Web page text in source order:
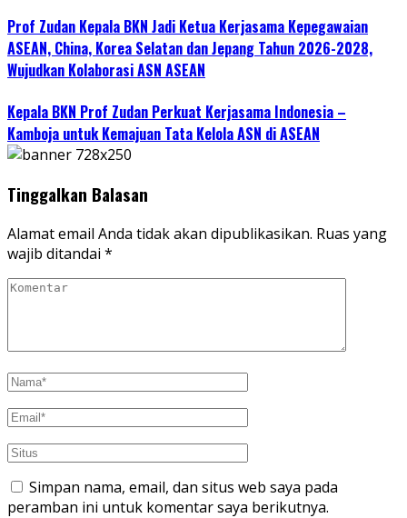
Prof Zudan Kepala BKN Jadi Ketua Kerjasama Kepegawaian
ASEAN, China, Korea Selatan dan Jepang Tahun 2026-2028,
Wujudkan Kolaborasi ASN ASEAN
Kepala BKN Prof Zudan Perkuat Kerjasama Indonesia –
Kamboja untuk Kemajuan Tata Kelola ASN di ASEAN
Tinggalkan Balasan
Alamat email Anda tidak akan dipublikasikan. Ruas yang
wajib ditandai *
Simpan nama, email, dan situs web saya pada
peramban ini untuk komentar saya berikutnya.